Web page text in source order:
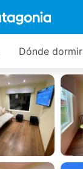
Dónde dormir